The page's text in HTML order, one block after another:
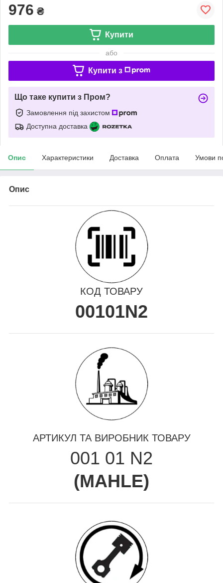
976 ₴
Купити
або
Купити з
Що таке купити з Пром?
Замовлення під захистом
Доступна доставка
Опис Характеристики Доставка Оплата Умови
Опис
КОД ТОВАРУ
00101N2
АРТИКУЛ ТА ВИРОБНИК ТОВАРУ
001 01 N2
(MAHLE)